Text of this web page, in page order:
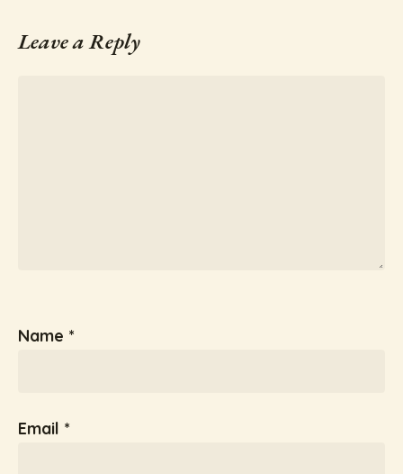
Leave a Reply
Name *
Email *